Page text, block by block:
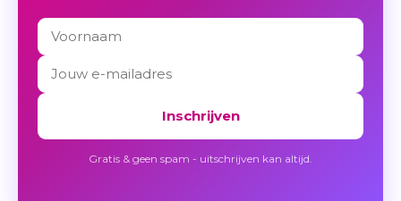
Inschrijven
Gratis & geen spam - uitschrijven kan altijd.